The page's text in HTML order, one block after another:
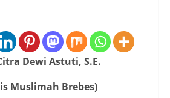
Dewi Astuti, S.E.
Muslimah Brebes)